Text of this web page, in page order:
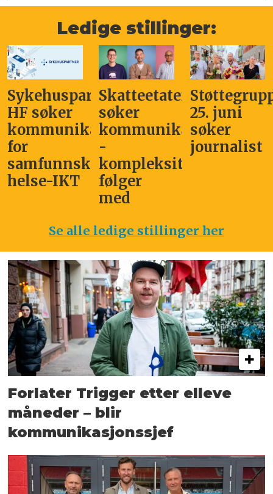
Ledige stillinger:
Sykehuspartner
HF søker
kommunikasjonssjef
for
samfunnskritisk
helse-IKT
Skatteetaten
søker
kommunikasjonsleder
-
kompleksitet
følger
med
25. juni
søker
journalist
Se alle ledige stillinger her
Forlater Trigger etter elleve
måneder – blir
kommunikasjonssjef